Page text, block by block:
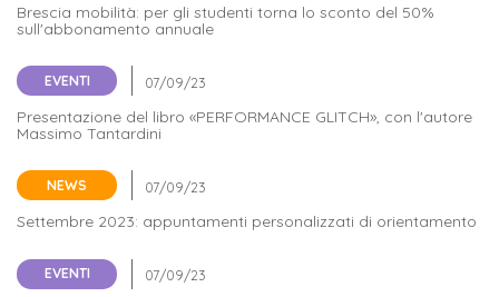
Brescia mobilità: per gli studenti torna lo sconto del 50%
sull'abbonamento annuale
EVENTI
Presentazione del libro «PERFORMANCE GLITCH», con l'autore
Massimo Tantardini
NEWS
Settembre 2023: appuntamenti personalizzati di orientamento
EVENTI